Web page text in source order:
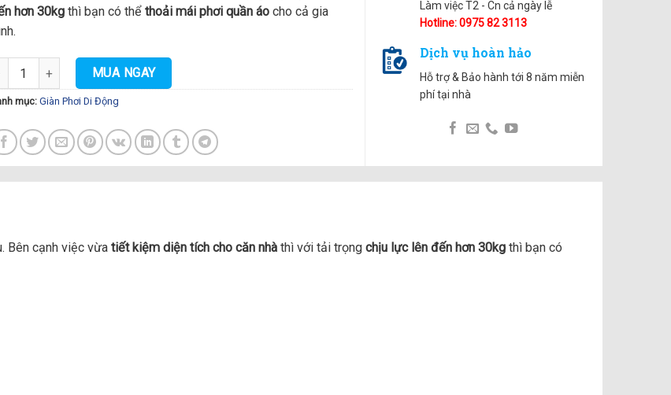
hơn 30kgthì bạn có thể thoải mái phơi quần áocho cả gia
Phơi Quần Áo Lock&Lock Màu Be số lượng
MUA NGAY
mục:Giàn Phơi Di Động
Làm việc T2 - Cn cả ngày lễ
Hotline: 0975 82 3113
Dịch vụ hoàn hảo
Hỗ trợ & Bảo hành tới 8 năm miễn
phí tại nhà
Bên cạnh việc vừa tiết kiệm diện tích cho căn nhà thì với tải trọng chịu lực lên đến hơn 30kg thì bạn có